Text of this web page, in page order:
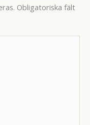
Obligatoriska fält